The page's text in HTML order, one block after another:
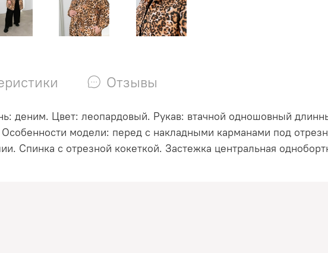
Отзывы
деним. Цвет: леопардовый. Рукав: втачной одношовный
модели: перед с накладными карманами под
Спинка с отрезной кокеткой. Застежка центральная